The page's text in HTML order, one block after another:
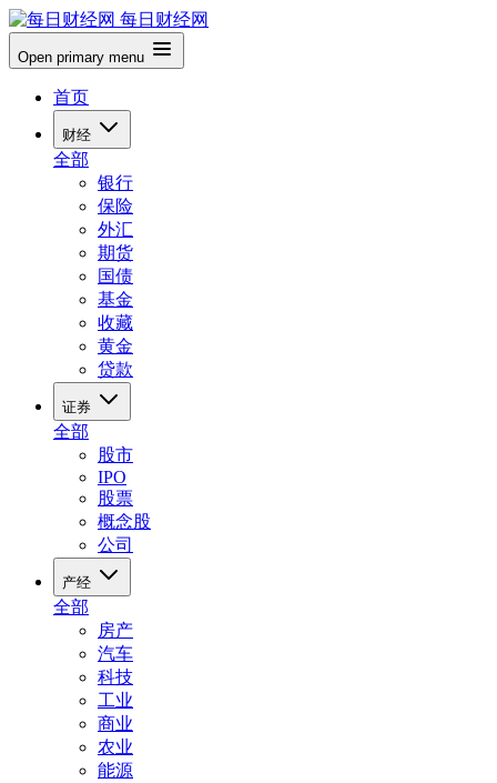
每日财经网
Open primary menu
首页
财经
全部
银行
保险
外汇
期货
国债
基金
收藏
黄金
贷款
证券
全部
股市
IPO
股票
概念股
公司
产经
全部
房产
汽车
科技
工业
商业
农业
能源